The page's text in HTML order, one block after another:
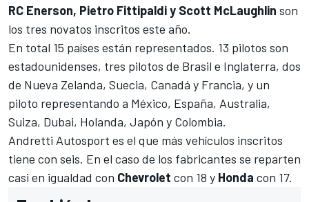
RC Enerson, Pietro Fittipaldi y Scott McLaughlin son
los tres novatos inscritos este año.
En total 15 países están representados. 13 pilotos son
estadounidenses, tres pilotos de Brasil e Inglaterra, dos
de Nueva Zelanda, Suecia, Canadá y Francia, y un
piloto representando a México, España, Australia,
Suiza, Dubai, Holanda, Japón y Colombia.
Andretti Autosport es el que más vehículos inscritos
tiene con seis. En el caso de los fabricantes se reparten
casi en igualdad con Chevrolet con 18 y Honda con 17.